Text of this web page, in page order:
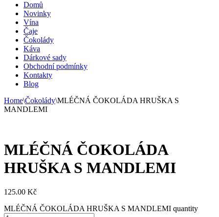
Domů
Novinky
Vína
Čaje
Čokolády
Káva
Dárkové sady
Obchodní podmínky
Kontakty
Blog
Home\Čokolády\MLÉČNÁ ČOKOLÁDA HRUŠKA S
MANDLEMI
MLÉČNÁ ČOKOLÁDA
HRUŠKA S MANDLEMI
125.00 Kč
MLÉČNÁ ČOKOLÁDA HRUŠKA S MANDLEMI quantity